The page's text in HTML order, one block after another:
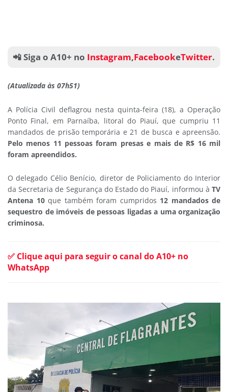
📲 Siga o A10+ no Instagram,FacebookeTwitter.
(Atualizada às 07h51)
A Polícia Civil deflagrou nesta quinta-feira (18), a Operação
Ponto Final, em Parnaíba, litoral do Piauí, que cumpriu 11
mandados de prisão temporária e 21 de busca e apreensão.
Pelo menos 11 pessoas foram presas e mais de R$ 16 mil
foram apreendidos.
O delegado Célio Benício, diretor de Policiamento do Interior
da Secretaria de Segurança do Estado do Piauí, informou à TV
Antena 10que também foram cumpridos 12 mandados de
sequestro de imóveis de pessoas ligadas a uma organização
criminosa.
✅ Clique aqui para seguir o canal do A10+ no
WhatsApp